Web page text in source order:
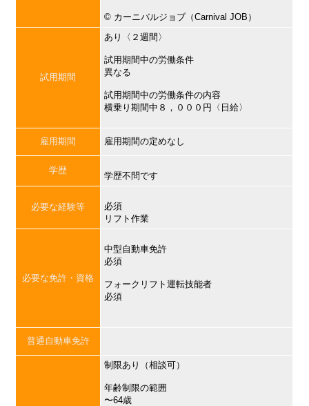
©︎ カーニバルジョブ（Carnival JOB）
試用期間
あり〈２週間〉
試用期間中の労働条件
異なる
試用期間中の労働条件の内容
横乗り期間中８，０００円〈日給〉
雇用期間 雇用期間の定めなし
学歴
学歴不問です
必要な経験等
必須
リフト作業
必要な免許・資格
中型自動車免許
必須
フォークリフト運転技能者
必須
普通自動車免許
制限あり（相談可）
年齢制限の範囲
〜64歳